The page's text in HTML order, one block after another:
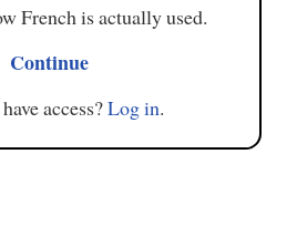
French is actually used.
Continue
access?Log in.